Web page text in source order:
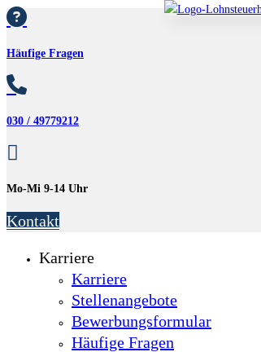

Häufige Fragen

030 / 49779212

Mo-Mi 9-14 Uhr
Kontakt
Karriere
Karriere
Stellenangebote
Bewerbungsformular
Häufige Fragen